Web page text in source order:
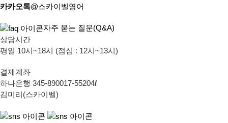
카카오톡@스카이벨영어
자주 묻는 질문(Q&A)
상담시간
평일 10시~18시 (점심 : 12시~13시)
결제계좌
하나은행 345-890017-55204/
김미리(스카이벨)